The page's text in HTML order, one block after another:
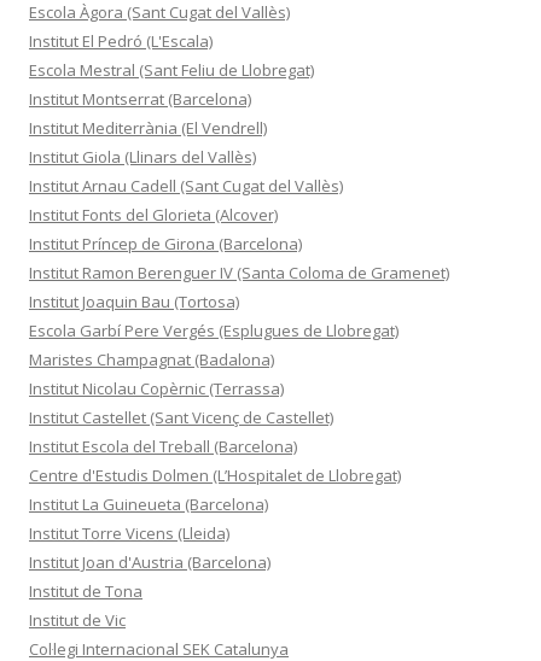
Escola Àgora (Sant Cugat del Vallès)
Institut El Pedró (L'Escala)
Escola Mestral (Sant Feliu de Llobregat)
Institut Montserrat (Barcelona)
Institut Mediterrània (El Vendrell)
Institut Giola (Llinars del Vallès)
Institut Arnau Cadell (Sant Cugat del Vallès)
Institut Fonts del Glorieta (Alcover)
Institut Príncep de Girona (Barcelona)
Institut Ramon Berenguer IV (Santa Coloma de Gramenet)
Institut Joaquin Bau (Tortosa)
Escola Garbí Pere Vergés (Esplugues de Llobregat)
Maristes Champagnat (Badalona)
Institut Nicolau Copèrnic (Terrassa)
Institut Castellet (Sant Vicenç de Castellet)
Institut Escola del Treball (Barcelona)
Centre d'Estudis Dolmen (L’Hospitalet de Llobregat)
Institut La Guineueta (Barcelona)
Institut Torre Vicens (Lleida)
Institut Joan d'Austria (Barcelona)
Institut de Tona
Institut de Vic
Col·legi Internacional SEK Catalunya